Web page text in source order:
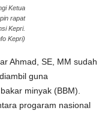
Ketua
rapat
Kepri.
Kepri)
Ahmad, SE, MM sudah
guna
minyak (BBM).
progaram nasional